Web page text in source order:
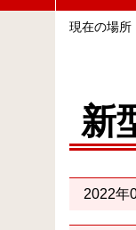
現在の場所
新
2022年